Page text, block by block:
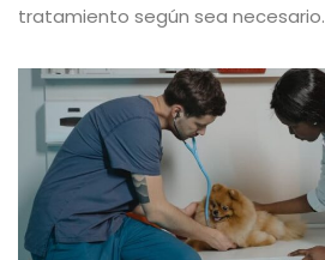
tratamiento según sea necesario.